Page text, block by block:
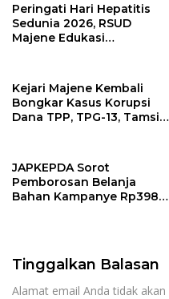
Peringati Hari Hepatitis
Sedunia 2026, RSUD
Majene Edukasi
Pencegahan Hepatitis
Kejari Majene Kembali
Bongkar Kasus Korupsi
Dana TPP, TPG-13, Tamsil-
JAPKEPDA Sorot
Pemborosan Belanja
Bahan Kampanye Rp398
Tinggalkan Balasan
Alamat email Anda tidak akan